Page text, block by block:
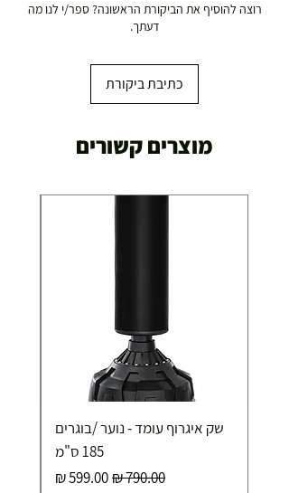
19.00 ₪
משלוח מהיר עד הבית ( עד 20 ק"ג)
איסוף עצמי ללא עלות מסניף טבריה . רחוב העצמאות 5
מוצרי כושר ( בלבד) ניתן לאסוף ממחסני החברה בת"א
רוצה להוסיף את הביקורת הראשונה? ספר/י לנו מה
דעתך.
כתיבת ביקורת
מוצרים קשורים
שק איגרוף עומד - נוער /בוגרים
185 ס"מ
מחיר רגילמחיר מבצע